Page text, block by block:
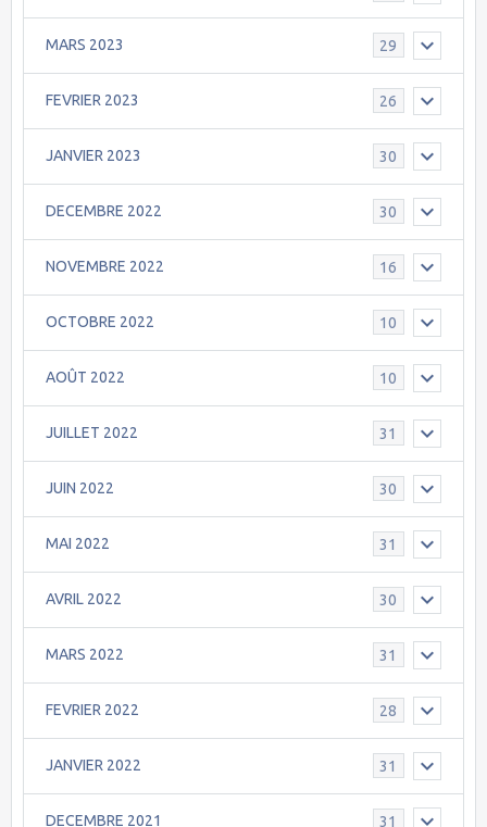
MARS 2023 29
FEVRIER 2023 26
JANVIER 2023 30
DECEMBRE 2022 30
NOVEMBRE 2022 16
OCTOBRE 2022 10
AOÛT 2022 10
JUILLET 2022 31
JUIN 2022 30
MAI 2022 31
AVRIL 2022 30
MARS 2022 31
FEVRIER 2022 28
JANVIER 2022 31
DECEMBRE 2021 31